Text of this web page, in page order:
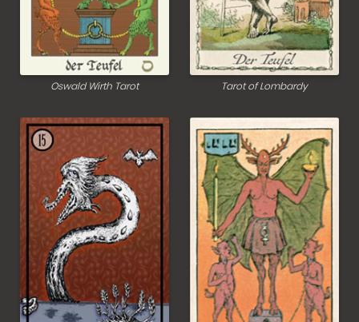
Oswald Wirth Tarot Tarot of Lombardy